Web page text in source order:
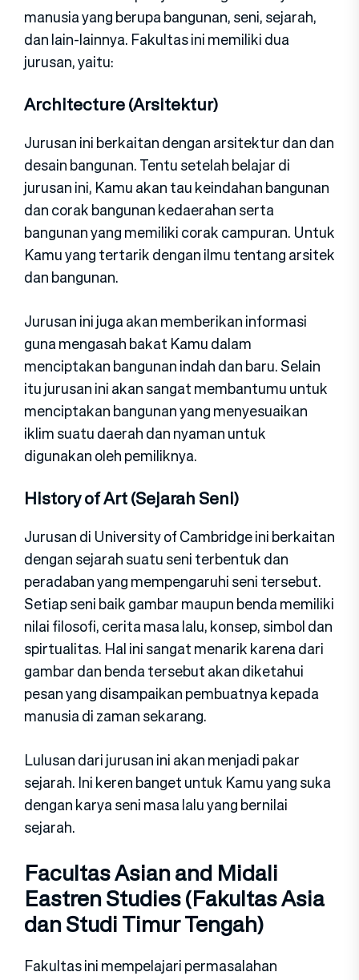
manusia yang berupa bangunan, seni, sejarah,
dan lain-lainnya. Fakultas ini memiliki dua
jurusan, yaitu:
Architecture (Arsitektur)
Jurusan ini berkaitan dengan arsitektur dan dan
desain bangunan. Tentu setelah belajar di
jurusan ini, Kamu akan tau keindahan bangunan
dan corak bangunan kedaerahan serta
bangunan yang memiliki corak campuran. Untuk
Kamu yang tertarik dengan ilmu tentang arsitek
dan bangunan.
Jurusan ini juga akan memberikan informasi
guna mengasah bakat Kamu dalam
menciptakan bangunan indah dan baru. Selain
itu jurusan ini akan sangat membantumu untuk
menciptakan bangunan yang menyesuaikan
iklim suatu daerah dan nyaman untuk
digunakan oleh pemiliknya.
History of Art (Sejarah Seni)
Jurusan di University of Cambridge ini berkaitan
dengan sejarah suatu seni terbentuk dan
peradaban yang mempengaruhi seni tersebut.
Setiap seni baik gambar maupun benda memiliki
nilai filosofi, cerita masa lalu, konsep, simbol dan
spirtualitas. Hal ini sangat menarik karena dari
gambar dan benda tersebut akan diketahui
pesan yang disampaikan pembuatnya kepada
manusia di zaman sekarang.
Lulusan dari jurusan ini akan menjadi pakar
sejarah. Ini keren banget untuk Kamu yang suka
dengan karya seni masa lalu yang bernilai
sejarah.
Facultas Asian and Midali
Eastren Studies (Fakultas Asia
dan Studi Timur Tengah)
Fakultas ini mempelajari permasalahan